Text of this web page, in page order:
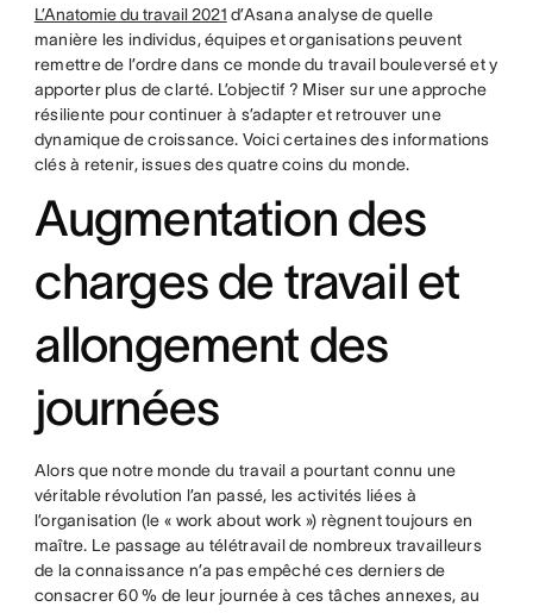
L’Anatomie du travail 2021 d’Asana analyse de quelle
manière les individus, équipes et organisations peuvent
remettre de l’ordre dans ce monde du travail bouleversé et y
apporter plus de clarté. L’objectif ? Miser sur une approche
résiliente pour continuer à s’adapter et retrouver une
dynamique de croissance. Voici certaines des informations
clés à retenir, issues des quatre coins du monde.
Augmentation des
charges de travail et
allongement des
journées
Alors que notre monde du travail a pourtant connu une
véritable révolution l’an passé, les activités liées à
l’organisation (le « work about work ») règnent toujours en
maître. Le passage au télétravail de nombreux travailleurs
de la connaissance n’a pas empêché ces derniers de
consacrer 60 % de leur journée à ces tâches annexes, au